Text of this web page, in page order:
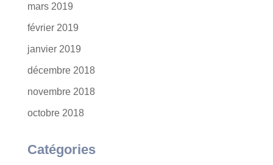
mars 2019
février 2019
janvier 2019
décembre 2018
novembre 2018
octobre 2018
Catégories